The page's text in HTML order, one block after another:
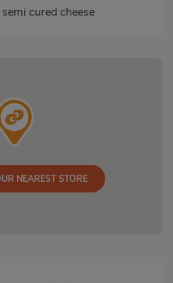
cured cheese
NEAREST STORE